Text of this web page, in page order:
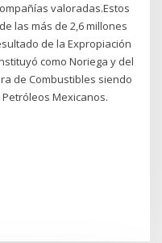
valoradas.Estos
las más de 2,6 millones
de la Expropiación
como Noriega y del
de Combustibles siendo
Mexicanos.